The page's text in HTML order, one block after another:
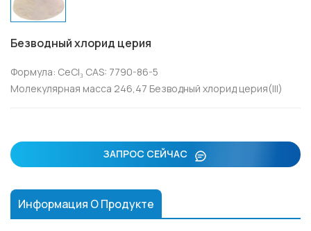
Безводный хлорид церия
Формула: CeCl₃ CAS: 7790-86-5
Молекулярная масса 246,47 Безводный хлорид церия(III)
ЗАПРОС СЕЙЧАС
Информация О Продукте